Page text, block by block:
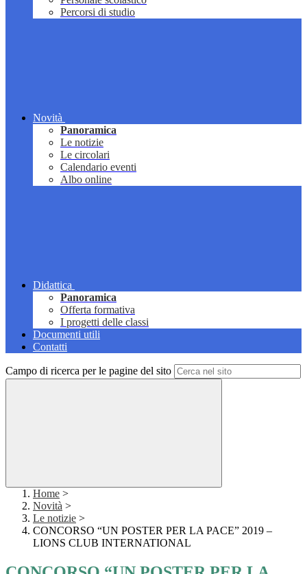
Percorsi di studio
Novità
Panoramica
Le notizie
Le circolari
Calendario eventi
Albo online
Didattica
Panoramica
Offerta formativa
I progetti delle classi
Documenti utili
Contatti
Campo di ricerca per le pagine del sito
Home >
Novità >
Le notizie >
CONCORSO “UN POSTER PER LA PACE” 2019 –
LIONS CLUB INTERNATIONAL